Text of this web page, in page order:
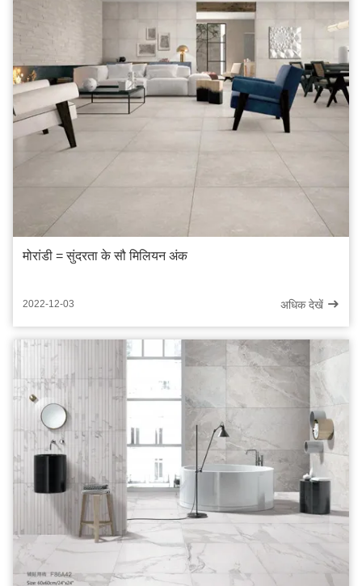
मोरांडी = सुंदरता के सौ मिलियन अंक
2022-12-03 अधिक देखें